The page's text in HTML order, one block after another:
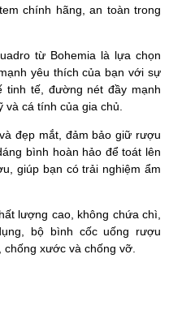
chính hãng, an toàn trong
từ Bohemia là lựa chọn
yêu thích của bạn với sự
tinh tế, đường nét đầy mạnh
cá tính của gia chủ.
đẹp mắt, đảm bảo giữ rượu
bình hoàn hảo để toát lên
giúp bạn có trải nghiệm ẩm
lượng cao, không chứa chì,
bộ bình cốc uống rượu
xước và chống vỡ.